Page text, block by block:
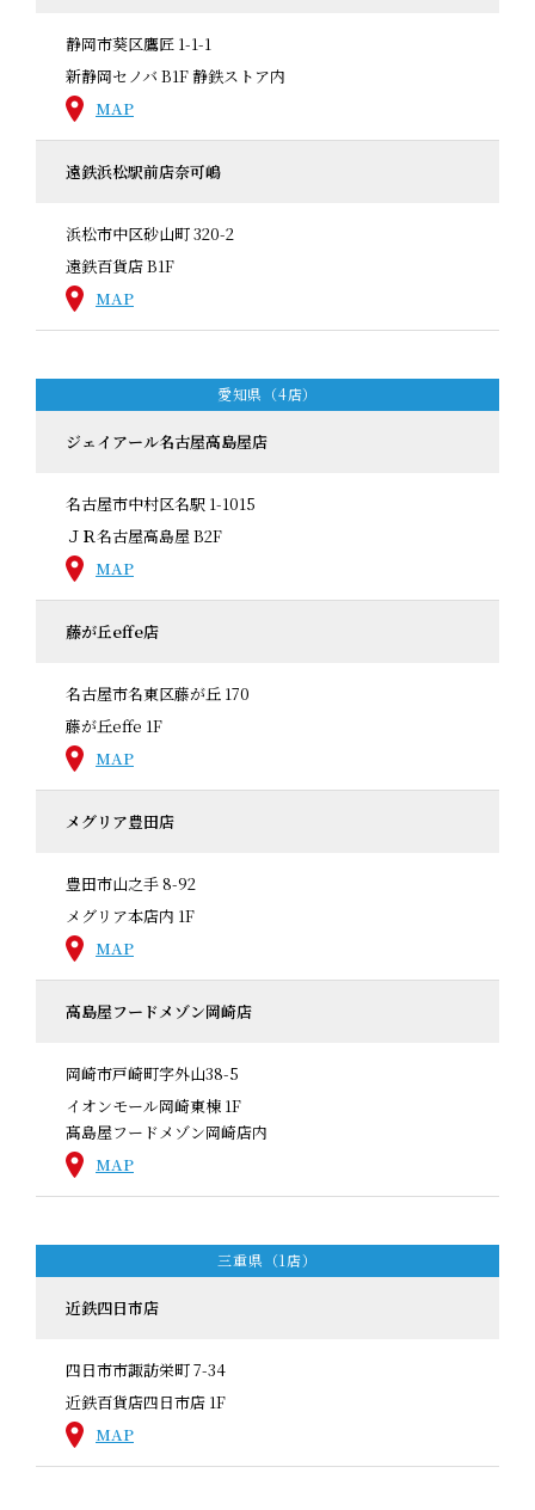
静岡市葵区鷹匠 1-1-1
新静岡セノバ B1F 静鉄ストア内
MAP
遠鉄浜松駅前店奈可嶋
浜松市中区砂山町 320-2
遠鉄百貨店 B1F
MAP
愛知県（4店）
ジェイアール名古屋高島屋店
名古屋市中村区名駅 1-1015
ＪＲ名古屋高島屋 B2F
MAP
藤が丘effe店
名古屋市名東区藤が丘 170
藤が丘effe 1F
MAP
メグリア豊田店
豊田市山之手 8-92
メグリア本店内 1F
MAP
高島屋フードメゾン岡崎店
岡崎市戸崎町字外山38-5
イオンモール岡崎東棟 1F
髙島屋フードメゾン岡崎店内
MAP
三重県（1店）
近鉄四日市店
四日市市諏訪栄町 7-34
近鉄百貨店四日市店 1F
MAP